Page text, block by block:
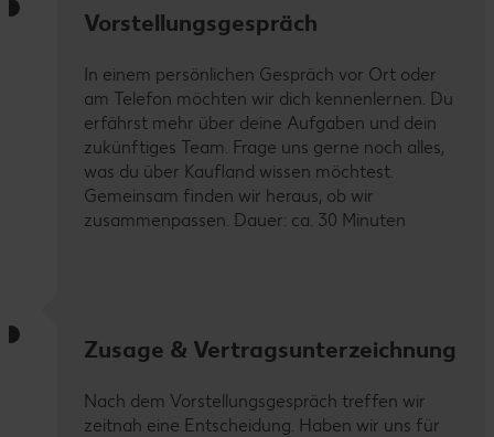
Vorstellungsgespräch
In einem persönlichen Gespräch vor Ort oder
am Telefon möchten wir dich kennenlernen. Du
erfährst mehr über deine Aufgaben und dein
zukünftiges Team. Frage uns gerne noch alles,
was du über Kaufland wissen möchtest.
Gemeinsam finden wir heraus, ob wir
zusammenpassen. Dauer: ca. 30 Minuten
Zusage & Vertragsunterzeichnung
Nach dem Vorstellungsgespräch treffen wir
zeitnah eine Entscheidung. Haben wir uns für